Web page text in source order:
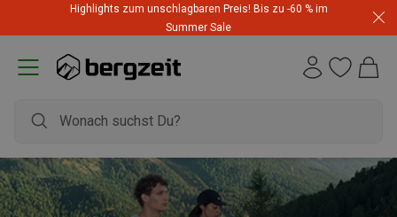
Highlights zum unschlagbaren Preis! Bis zu -60 % im
Summer Sale